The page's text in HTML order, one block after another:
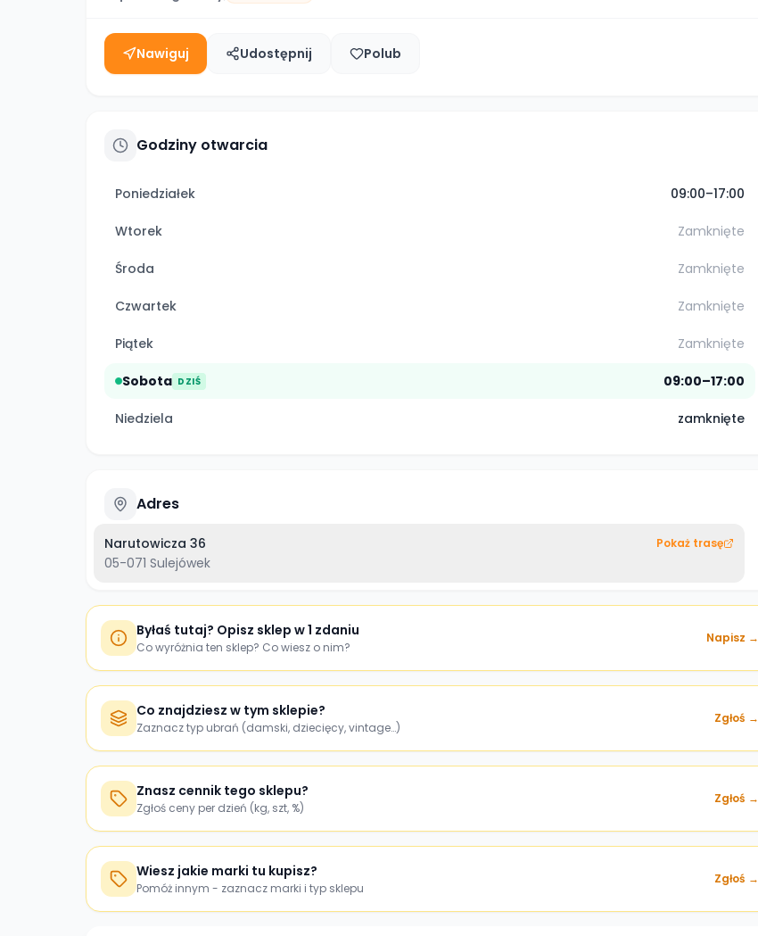
Nawiguj Udostępnij Polub
Godziny otwarcia
Poniedziałek 09:00–17:00
Wtorek Zamknięte
Środa Zamknięte
Czwartek Zamknięte
Piątek Zamknięte
Sobota DZIŚ 09:00–17:00
Niedziela zamknięte
Adres
Narutowicza 36
05-071 Sulejówek
Pokaż trasę
Byłaś tutaj? Opisz sklep w 1 zdaniu
Co wyróżnia ten sklep? Co wiesz o nim?
Napisz →
Co znajdziesz w tym sklepie?
Zaznacz typ ubrań (damski, dziecięcy, vintage…)
Zgłoś →
Znasz cennik tego sklepu?
Zgłoś ceny per dzień (kg, szt, %)
Zgłoś →
Wiesz jakie marki tu kupisz?
Pomóż innym - zaznacz marki i typ sklepu
Zgłoś →